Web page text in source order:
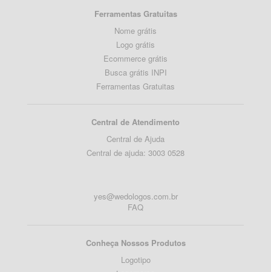
Ferramentas Gratuitas
Nome grátis
Logo grátis
Ecommerce grátis
Busca grátis INPI
Ferramentas Gratuitas
Central de Atendimento
Central de Ajuda
Central de ajuda: 3003 0528
yes@wedologos.com.br
FAQ
Conheça Nossos Produtos
Logotipo